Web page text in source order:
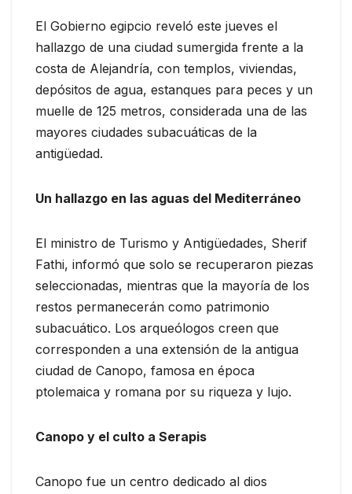
El Gobierno egipcio reveló este jueves el
hallazgo de una ciudad sumergida frente a la
costa de Alejandría, con templos, viviendas,
depósitos de agua, estanques para peces y un
muelle de 125 metros, considerada una de las
mayores ciudades subacuáticas de la
antigüedad.
Un hallazgo en las aguas del Mediterráneo
El ministro de Turismo y Antigüedades, Sherif
Fathi, informó que solo se recuperaron piezas
seleccionadas, mientras que la mayoría de los
restos permanecerán como patrimonio
subacuático. Los arqueólogos creen que
corresponden a una extensión de la antigua
ciudad de Canopo, famosa en época
ptolemaica y romana por su riqueza y lujo.
Canopo y el culto a Serapis
Canopo fue un centro dedicado al dios